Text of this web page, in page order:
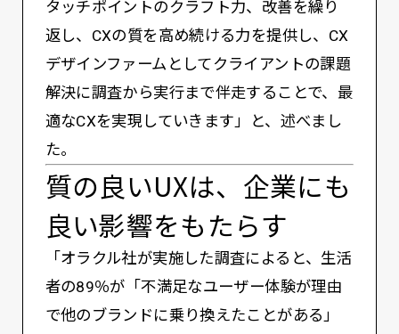
タッチポイントのクラフト力、改善を繰り
返し、CXの質を高め続ける力を提供し、CX
デザインファームとしてクライアントの課題
解決に調査から実行まで伴走することで、最
適なCXを実現していきます」と、述べまし
た。
質の良いUXは、企業にも
良い影響をもたらす
「オラクル社が実施した調査によると、生活
者の89％が「不満足なユーザー体験が理由
で他のブランドに乗り換えたことがある」